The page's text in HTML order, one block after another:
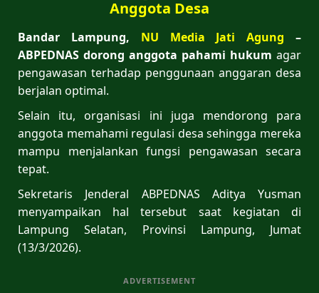
Anggota Desa
Bandar Lampung, NU Media Jati Agung –
ABPEDNAS dorong anggota pahami hukum agar
pengawasan terhadap penggunaan anggaran desa
berjalan optimal.
Selain itu, organisasi ini juga mendorong para
anggota memahami regulasi desa sehingga mereka
mampu menjalankan fungsi pengawasan secara
tepat.
Sekretaris Jenderal ABPEDNAS Aditya Yusman
menyampaikan hal tersebut saat kegiatan di
Lampung Selatan, Provinsi Lampung, Jumat
(13/3/2026).
ADVERTISEMENT